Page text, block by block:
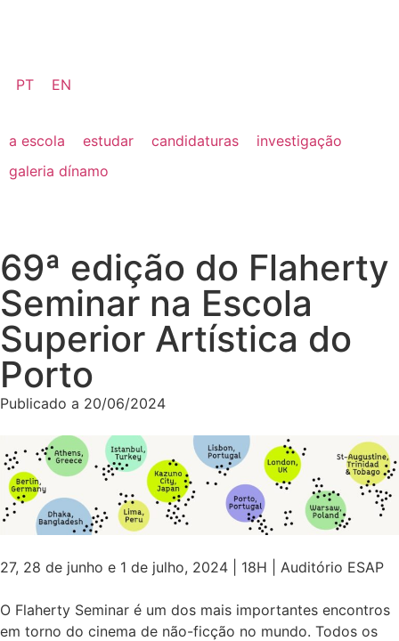
PT EN
a escola estudar candidaturas
investigação
galeria dínamo
69ª edição do Flaherty
Seminar na Escola
Superior Artística do
Porto
Publicado a 20/06/2024
27, 28 de junho e 1 de julho, 2024 | 18H | Auditório ESAP
O Flaherty Seminar é um dos mais importantes encontros
em torno do cinema de não-ficção no mundo. Todos os